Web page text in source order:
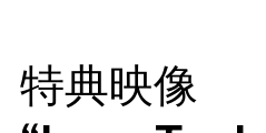
特典映像